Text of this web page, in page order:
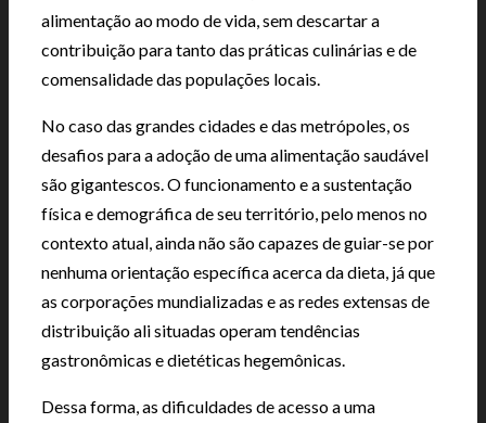
alimentação ao modo de vida, sem descartar a
contribuição para tanto das práticas culinárias e de
comensalidade das populações locais.
No caso das grandes cidades e das metrópoles, os
desafios para a adoção de uma alimentação saudável
são gigantescos. O funcionamento e a sustentação
física e demográfica de seu território, pelo menos no
contexto atual, ainda não são capazes de guiar-se por
nenhuma orientação específica acerca da dieta, já que
as corporações mundializadas e as redes extensas de
distribuição ali situadas operam tendências
gastronômicas e dietéticas hegemônicas.
Dessa forma, as dificuldades de acesso a uma